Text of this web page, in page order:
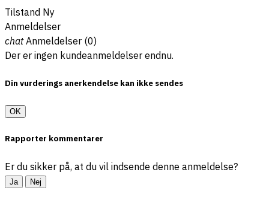
Tilstand Ny
Anmeldelser
chatAnmeldelser (0)
Der er ingen kundeanmeldelser endnu.
Din vurderings anerkendelse kan ikke sendes
OK
Rapporter kommentarer
Er du sikker på, at du vil indsende denne anmeldelse?
Ja Nej